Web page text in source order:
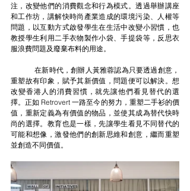
注，改變他們的消費觀念和行為模式。透過舉辦講座
和工作坊，講解快時尚產業造成的環境污染、人權等
問題，以互動方式啟發學生在生活中改變小習慣，也
教授學生利用二手衣物製作小袋、手提袋等，反思衣
服浪費問題及廢棄布料的用途。
	在新時代，創辦人黃雅蓉認為只要透過創意，
重塑故有印象，賦予其新價值，問題便可以解決。想
改變香港人的消費習慣，就先讓他們看見替代的選
擇。正如 Retrovert 一路至今的努力，重塑二手衫的價
值，重新定義為有價值的物品，並使其成為替代快時
尚的選擇。教育也是一樣，先讓學生看見不同替代的
可能和想像，激發他們的創新思維和創意，繼而重塑
並創造不同價值。